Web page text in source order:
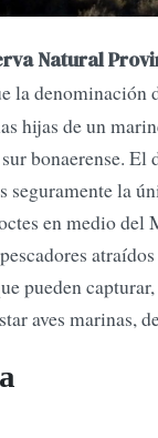
Natural
la denominación
hijas de un
bonaerense. El
seguramente la
en medio del
pueden
aves marinas,